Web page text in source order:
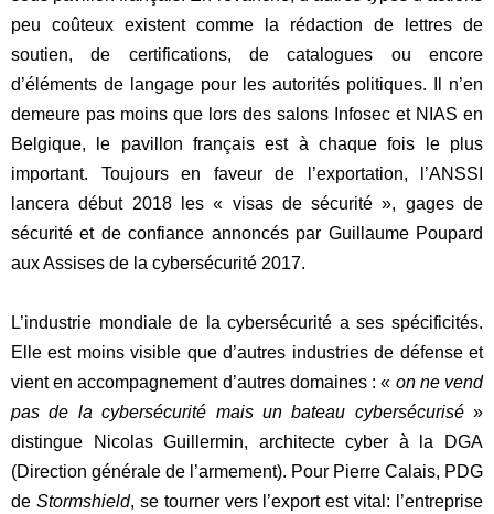
peu coûteux existent comme la rédaction de lettres de
soutien, de certifications, de catalogues ou encore
d’éléments de langage pour les autorités politiques. Il n’en
demeure pas moins que lors des salons Infosec et NIAS en
Belgique, le pavillon français est à chaque fois le plus
important. Toujours en faveur de l’exportation, l’ANSSI
lancera début 2018 les « visas de sécurité », gages de
sécurité et de confiance annoncés par Guillaume Poupard
aux Assises de la cybersécurité 2017.
L’industrie mondiale de la cybersécurité a ses spécificités.
Elle est moins visible que d’autres industries de défense et
vient en accompagnement d’autres domaines : « on ne vend
pas de la cybersécurité mais un bateau cybersécurisé »
distingue Nicolas Guillermin, architecte cyber à la DGA
(Direction générale de l’armement). Pour Pierre Calais, PDG
de Stormshield, se tourner vers l’export est vital: l’entreprise